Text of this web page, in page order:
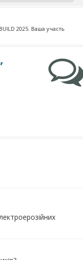
2025. Ваша участь